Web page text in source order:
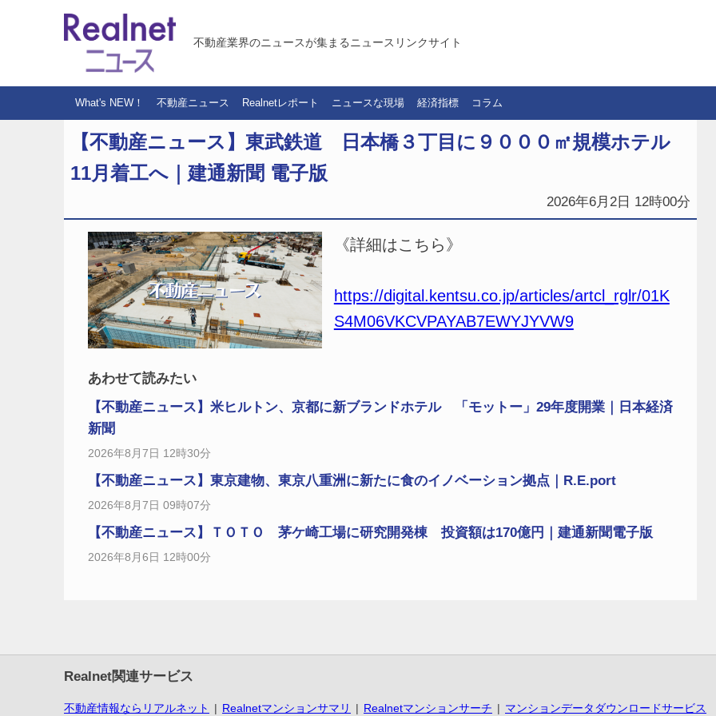
不動産業界のニュースが集まるニュースリンクサイト
What's NEW！ 不動産ニュース Realnetレポート ニュースな現場 経済指標 コラム
【不動産ニュース】東武鉄道 日本橋３丁目に９０００㎡規模ホテル
11月着工へ｜建通新聞 電子版
2026年6月2日 12時00分
《詳細はこちら》
https://digital.kentsu.co.jp/articles/artcl_rglr/01K
S4M06VKCVPAYAB7EWYJYVW9
あわせて読みたい
【不動産ニュース】米ヒルトン、京都に新ブランドホテル 「モットー」29年度開業｜日本経済
新聞
2026年8月7日 12時30分
【不動産ニュース】東京建物、東京八重洲に新たに食のイノベーション拠点｜R.E.port
2026年8月7日 09時07分
【不動産ニュース】ＴＯＴＯ 茅ケ崎工場に研究開発棟 投資額は170億円｜建通新聞電子版
2026年8月6日 12時00分
Realnet関連サービス
不動産情報ならリアルネット Realnetマンションサマリ Realnetマンションサーチ マンションデータダウンロードサービス